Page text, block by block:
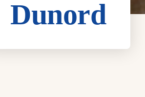
Dunord